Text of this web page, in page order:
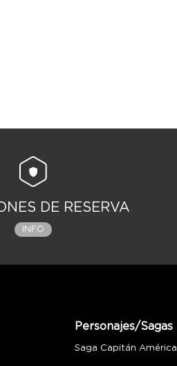
DE RESERVA
INFO
Personajes/Sagas
Saga Capitán América